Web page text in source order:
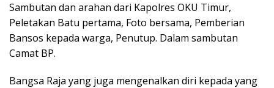
Sambutan dan arahan dari Kapolres OKU Timur,
Peletakan Batu pertama, Foto bersama, Pemberian
Bansos kepada warga, Penutup. Dalam sambutan
Camat BP.
Bangsa Raja yang juga mengenalkan diri kepada yang